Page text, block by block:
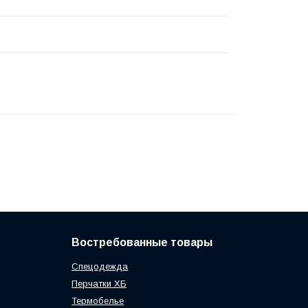
Востребованные товары
Спецодежда
Перчатки ХБ
Термобелье